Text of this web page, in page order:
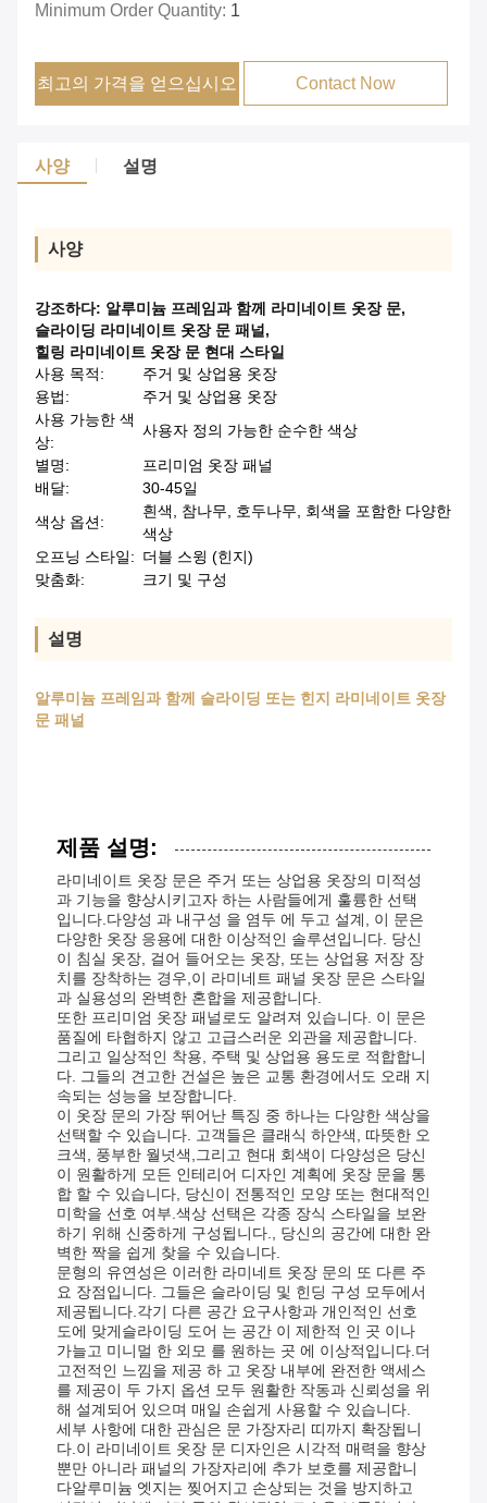
Minimum Order Quantity: 1
최고의 가격을 얻으십시오 Contact Now
사양 설명
사양
강조하다: 알루미늄 프레임과 함께 라미네이트 옷장 문,
슬라이딩 라미네이트 옷장 문 패널,
힐링 라미네이트 옷장 문 현대 스타일
사용 목적:
주거 및 상업용 옷장
용법:
주거 및 상업용 옷장
사용 가능한 색
상:
사용자 정의 가능한 순수한 색상
별명:
프리미엄 옷장 패널
배달:
30-45일
색상 옵션:
흰색, 참나무, 호두나무, 회색을 포함한 다양한
색상
오프닝 스타일: 더블 스윙 (힌지)
맞춤화:
크기 및 구성
설명
알루미늄 프레임과 함께 슬라이딩 또는 힌지 라미네이트 옷장
문 패널
제품 설명:
라미네이트 옷장 문은 주거 또는 상업용 옷장의 미적성
과 기능을 향상시키고자 하는 사람들에게 훌륭한 선택
입니다.다양성 과 내구성 을 염두 에 두고 설계, 이 문은
다양한 옷장 응용에 대한 이상적인 솔루션입니다. 당신
이 침실 옷장, 걸어 들어오는 옷장, 또는 상업용 저장 장
치를 장착하는 경우,이 라미네트 패널 옷장 문은 스타일
과 실용성의 완벽한 혼합을 제공합니다.
또한 프리미엄 옷장 패널로도 알려져 있습니다. 이 문은
품질에 타협하지 않고 고급스러운 외관을 제공합니다.
그리고 일상적인 착용, 주택 및 상업용 용도로 적합합니
다. 그들의 견고한 건설은 높은 교통 환경에서도 오래 지
속되는 성능을 보장합니다.
이 옷장 문의 가장 뛰어난 특징 중 하나는 다양한 색상을
선택할 수 있습니다. 고객들은 클래식 하얀색, 따뜻한 오
크색, 풍부한 월넛색,그리고 현대 회색이 다양성은 당신
이 원활하게 모든 인테리어 디자인 계획에 옷장 문을 통
합 할 수 있습니다, 당신이 전통적인 모양 또는 현대적인
미학을 선호 여부.색상 선택은 각종 장식 스타일을 보완
하기 위해 신중하게 구성됩니다., 당신의 공간에 대한 완
벽한 짝을 쉽게 찾을 수 있습니다.
문형의 유연성은 이러한 라미네트 옷장 문의 또 다른 주
요 장점입니다. 그들은 슬라이딩 및 힌딩 구성 모두에서
제공됩니다.각기 다른 공간 요구사항과 개인적인 선호
도에 맞게슬라이딩 도어 는 공간 이 제한적 인 곳 이나
가늘고 미니멀 한 외모 를 원하는 곳 에 이상적입니다.더
고전적인 느낌을 제공 하 고 옷장 내부에 완전한 액세스
를 제공이 두 가지 옵션 모두 원활한 작동과 신뢰성을 위
해 설계되어 있으며 매일 손쉽게 사용할 수 있습니다.
세부 사항에 대한 관심은 문 가장자리 띠까지 확장됩니
다.이 라미네이트 옷장 문 디자인은 시각적 매력을 향상
뿐만 아니라 패널의 가장자리에 추가 보호를 제공합니
다알루미늄 엣지는 찢어지고 손상되는 것을 방지하고